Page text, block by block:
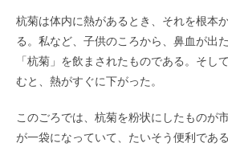
杭菊は体内に熱があるとき、それを根本
る。私など、子供のころから、鼻血が出
「杭菊」を飲まされたものである。そし
むと、熱がすぐに下がった。
このごろでは、杭菊を粉状にしたものが
が一袋になっていて、たいそう便利であ